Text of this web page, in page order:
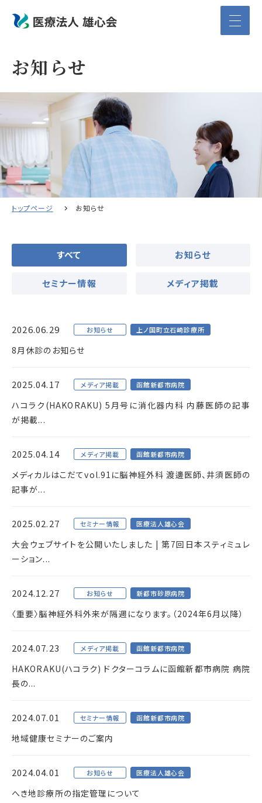
お知らせ
トップページ お知らせ
すべて お知らせ
セミナー情報 メディア掲載
2026.06.29 お知らせ 上ノ国町立石崎診療所
8月休診のお知らせ
2025.04.17 メディア掲載 函館新都市病院
ハコラク(HAKORAKU) 5月号に消化器内科 内藤医師の記事
が掲載...
2025.04.14 メディア掲載 函館新都市病院
メディカルはこだてvol.91に脳神経外科 渡邊医師、井須医師の
記事が...
2025.02.27 セミナー情報 医療法人雄心会
大会ウェブサイトを公開いたしました | 第7回日本スティミュレ
ーション...
2024.12.27 お知らせ 新都市砂原病院
〈重要〉脳神経外科外来が隔週になります。（2024年6月以降）
2024.07.23 メディア掲載 函館新都市病院
HAKORAKU(ハコラク) ドクターコラムに函館新都市病院 病院
長の...
2024.07.01 セミナー情報 函館新都市病院
地域健康セミナーのご案内
2024.04.01 お知らせ 医療法人雄心会
へき地診療所の指定管理について